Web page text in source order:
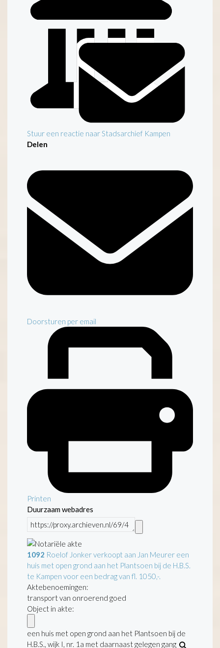
Stuur een reactie naar Stadsarchief Kampen
Delen
Doorsturen per email
Printen
Duurzaam webadres
1092 Roelof Jonker verkoopt aan Jan Meurer een
huis met open grond aan het Plantsoen bij de H.B.S.
te Kampen voor een bedrag van fl. 1050,-.
Aktebenoemingen:
transport van onroerend goed
Object in akte:
een huis met open grond aan het Plantsoen bij de
H.B.S., wijk I, nr. 1a met daarnaast gelegen gang